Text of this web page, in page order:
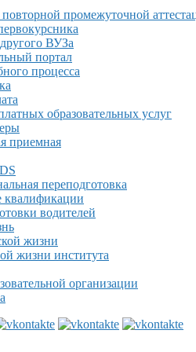
промежуточной
ВУЗа
портал
процесса
образовательных услуг
приемная
переподготовка
водителей
жизни
жизни института
организации